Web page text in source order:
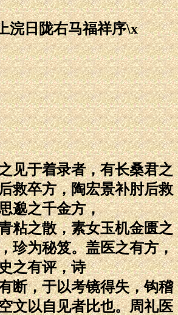
浣日陇右马福祥序\x
见于着录者，有长桑君之
救卒方，陶宏景补肘后救
邈之千金方，
粘之散，素女玉机金匮之
珍为秘笈。盖医之有方，
之有评，诗
断，于以考镜得失，钩稽
文以自见者比也。周礼医